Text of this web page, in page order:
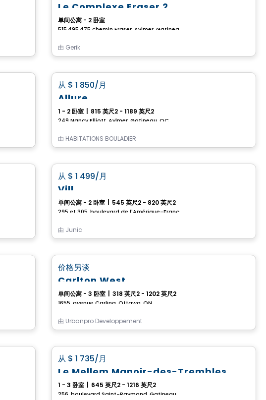
Le Complexe Fraser 2
单间公寓 - 2 卧室
由 Gerik
公寓 公寓
从 $ 1 850/月
Allure
1 - 2 卧室 815 英尺2 - 1189 英尺2
249 Nancy Elliott, Aylmer, Gatineau, QC
由 HABITATIONS BOULADIER
公寓 公寓
从 $ 1 499/月
Vill
单间公寓 - 2 卧室 545 英尺2 - 820 英尺2
295 et 305, boulevard de l'Amérique-Française, Gatineau, QC
由 Junic
公寓 公寓
价格另谈
Carlton West
单间公寓 - 3 卧室 318 英尺2 - 1202 英尺2
1655, avenue Carling, Ottawa, ON
由 Urbanpro Developpement
公寓 公寓
从 $ 1 735/月
Le Mellem Manoir-des-Trembles
1 - 3 卧室 645 英尺2 - 1216 英尺2